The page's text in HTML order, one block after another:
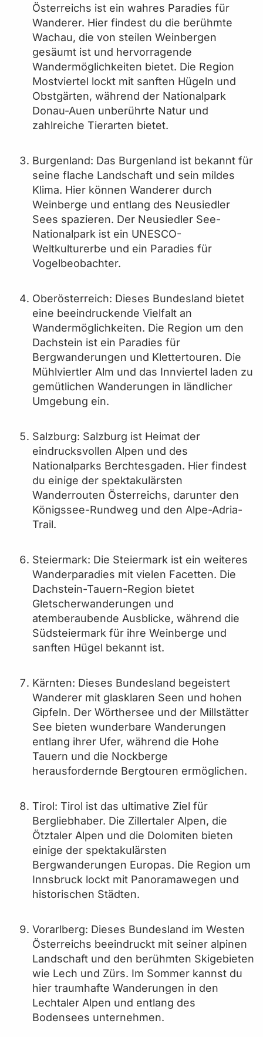
Österreichs ist ein wahres Paradies für
Wanderer. Hier findest du die berühmte
Wachau, die von steilen Weinbergen
gesäumt ist und hervorragende
Wandermöglichkeiten bietet. Die Region
Mostviertel lockt mit sanften Hügeln und
Obstgärten, während der Nationalpark
Donau-Auen unberührte Natur und
zahlreiche Tierarten bietet.
Burgenland: Das Burgenland ist bekannt für
seine flache Landschaft und sein mildes
Klima. Hier können Wanderer durch
Weinberge und entlang des Neusiedler
Sees spazieren. Der Neusiedler See-
Nationalpark ist ein UNESCO-
Weltkulturerbe und ein Paradies für
Vogelbeobachter.
Oberösterreich: Dieses Bundesland bietet
eine beeindruckende Vielfalt an
Wandermöglichkeiten. Die Region um den
Dachstein ist ein Paradies für
Bergwanderungen und Klettertouren. Die
Mühlviertler Alm und das Innviertel laden zu
gemütlichen Wanderungen in ländlicher
Umgebung ein.
Salzburg: Salzburg ist Heimat der
eindrucksvollen Alpen und des
Nationalparks Berchtesgaden. Hier findest
du einige der spektakulärsten
Wanderrouten Österreichs, darunter den
Königssee-Rundweg und den Alpe-Adria-
Trail.
Steiermark: Die Steiermark ist ein weiteres
Wanderparadies mit vielen Facetten. Die
Dachstein-Tauern-Region bietet
Gletscherwanderungen und
atemberaubende Ausblicke, während die
Südsteiermark für ihre Weinberge und
sanften Hügel bekannt ist.
Kärnten: Dieses Bundesland begeistert
Wanderer mit glasklaren Seen und hohen
Gipfeln. Der Wörthersee und der Millstätter
See bieten wunderbare Wanderungen
entlang ihrer Ufer, während die Hohe
Tauern und die Nockberge
herausfordernde Bergtouren ermöglichen.
Tirol: Tirol ist das ultimative Ziel für
Bergliebhaber. Die Zillertaler Alpen, die
Ötztaler Alpen und die Dolomiten bieten
einige der spektakulärsten
Bergwanderungen Europas. Die Region um
Innsbruck lockt mit Panoramawegen und
historischen Städten.
Vorarlberg: Dieses Bundesland im Westen
Österreichs beeindruckt mit seiner alpinen
Landschaft und den berühmten Skigebieten
wie Lech und Zürs. Im Sommer kannst du
hier traumhafte Wanderungen in den
Lechtaler Alpen und entlang des
Bodensees unternehmen.